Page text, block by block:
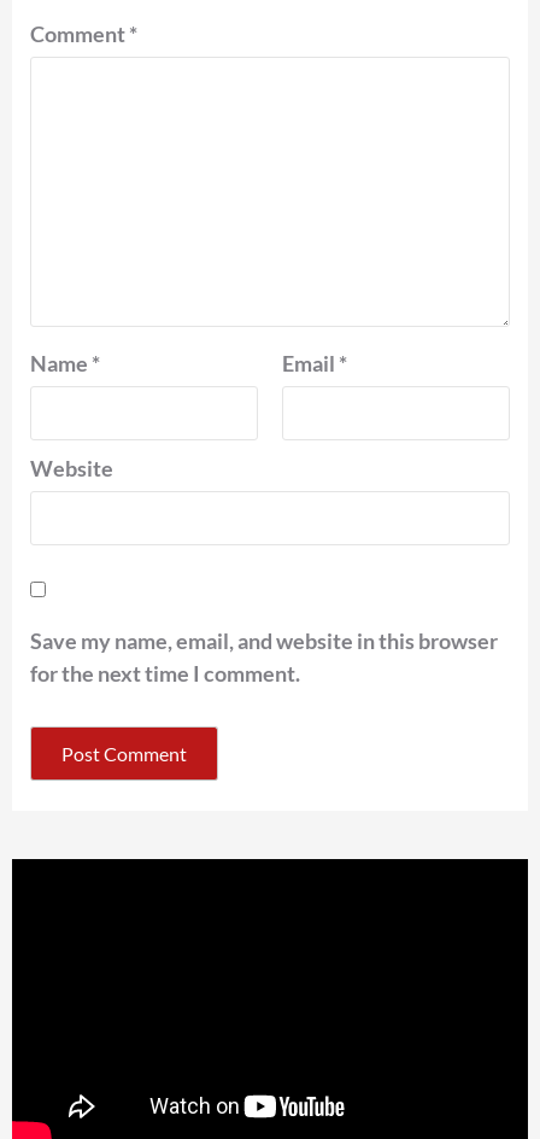
Comment*
Name * Email *
Website
Save my name, email, and website in this browser
for the next time I comment.